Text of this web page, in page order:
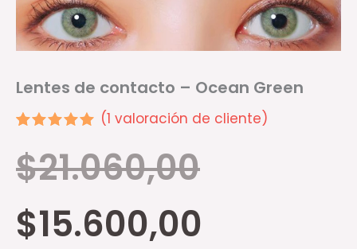
Lentes de contacto – Ocean Green
5.00
sobre 5
basado en
de cliente
(1 valoración de cliente)
$21.060,00
$15.600,00